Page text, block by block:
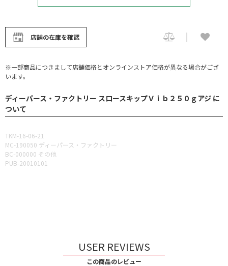
店舗の在庫を確認
※一部商品につきまして店舗価格とオンラインストア価格が異なる場合がござ
います。
ディーパース・ファクトリー スロースキップＶｉｂ２５０ｇアジ に
ついて
TKM-16-06-21
MC-190050 ディーパース・ファクトリー
BC-000000 その他
PUB-20010101
USER REVIEWS
この商品のレビュー